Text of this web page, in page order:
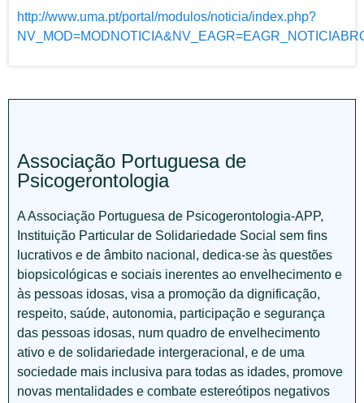
http://www.uma.pt/portal/modulos/noticia/index.php?
Associação Portuguesa de
Psicogerontologia
A Associação Portuguesa de Psicogerontologia-APP,
Instituição Particular de Solidariedade Social sem fins
lucrativos e de âmbito nacional, dedica-se às questões
biopsicológicas e sociais inerentes ao envelhecimento e
às pessoas idosas, visa a promoção da dignificação,
respeito, saúde, autonomia, participação e segurança
das pessoas idosas, num quadro de envelhecimento
ativo e de solidariedade intergeracional, e de uma
sociedade mais inclusiva para todas as idades, promove
novas mentalidades e combate estereótipos negativos